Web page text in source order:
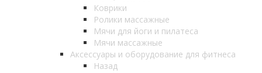
Коврики
Ролики массажные
Мячи для йоги и пилатеса
Мячи массажные
Аксессуары и оборудование для фитнеса
Назад